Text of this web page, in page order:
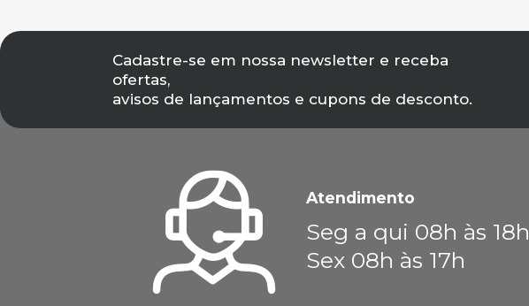
Cadastre-se em nossa newsletter e receba
ofertas,
avisos de lançamentos e cupons de desconto.
Atendimento
Seg a qui 08h às 18h
Sex 08h às 17h